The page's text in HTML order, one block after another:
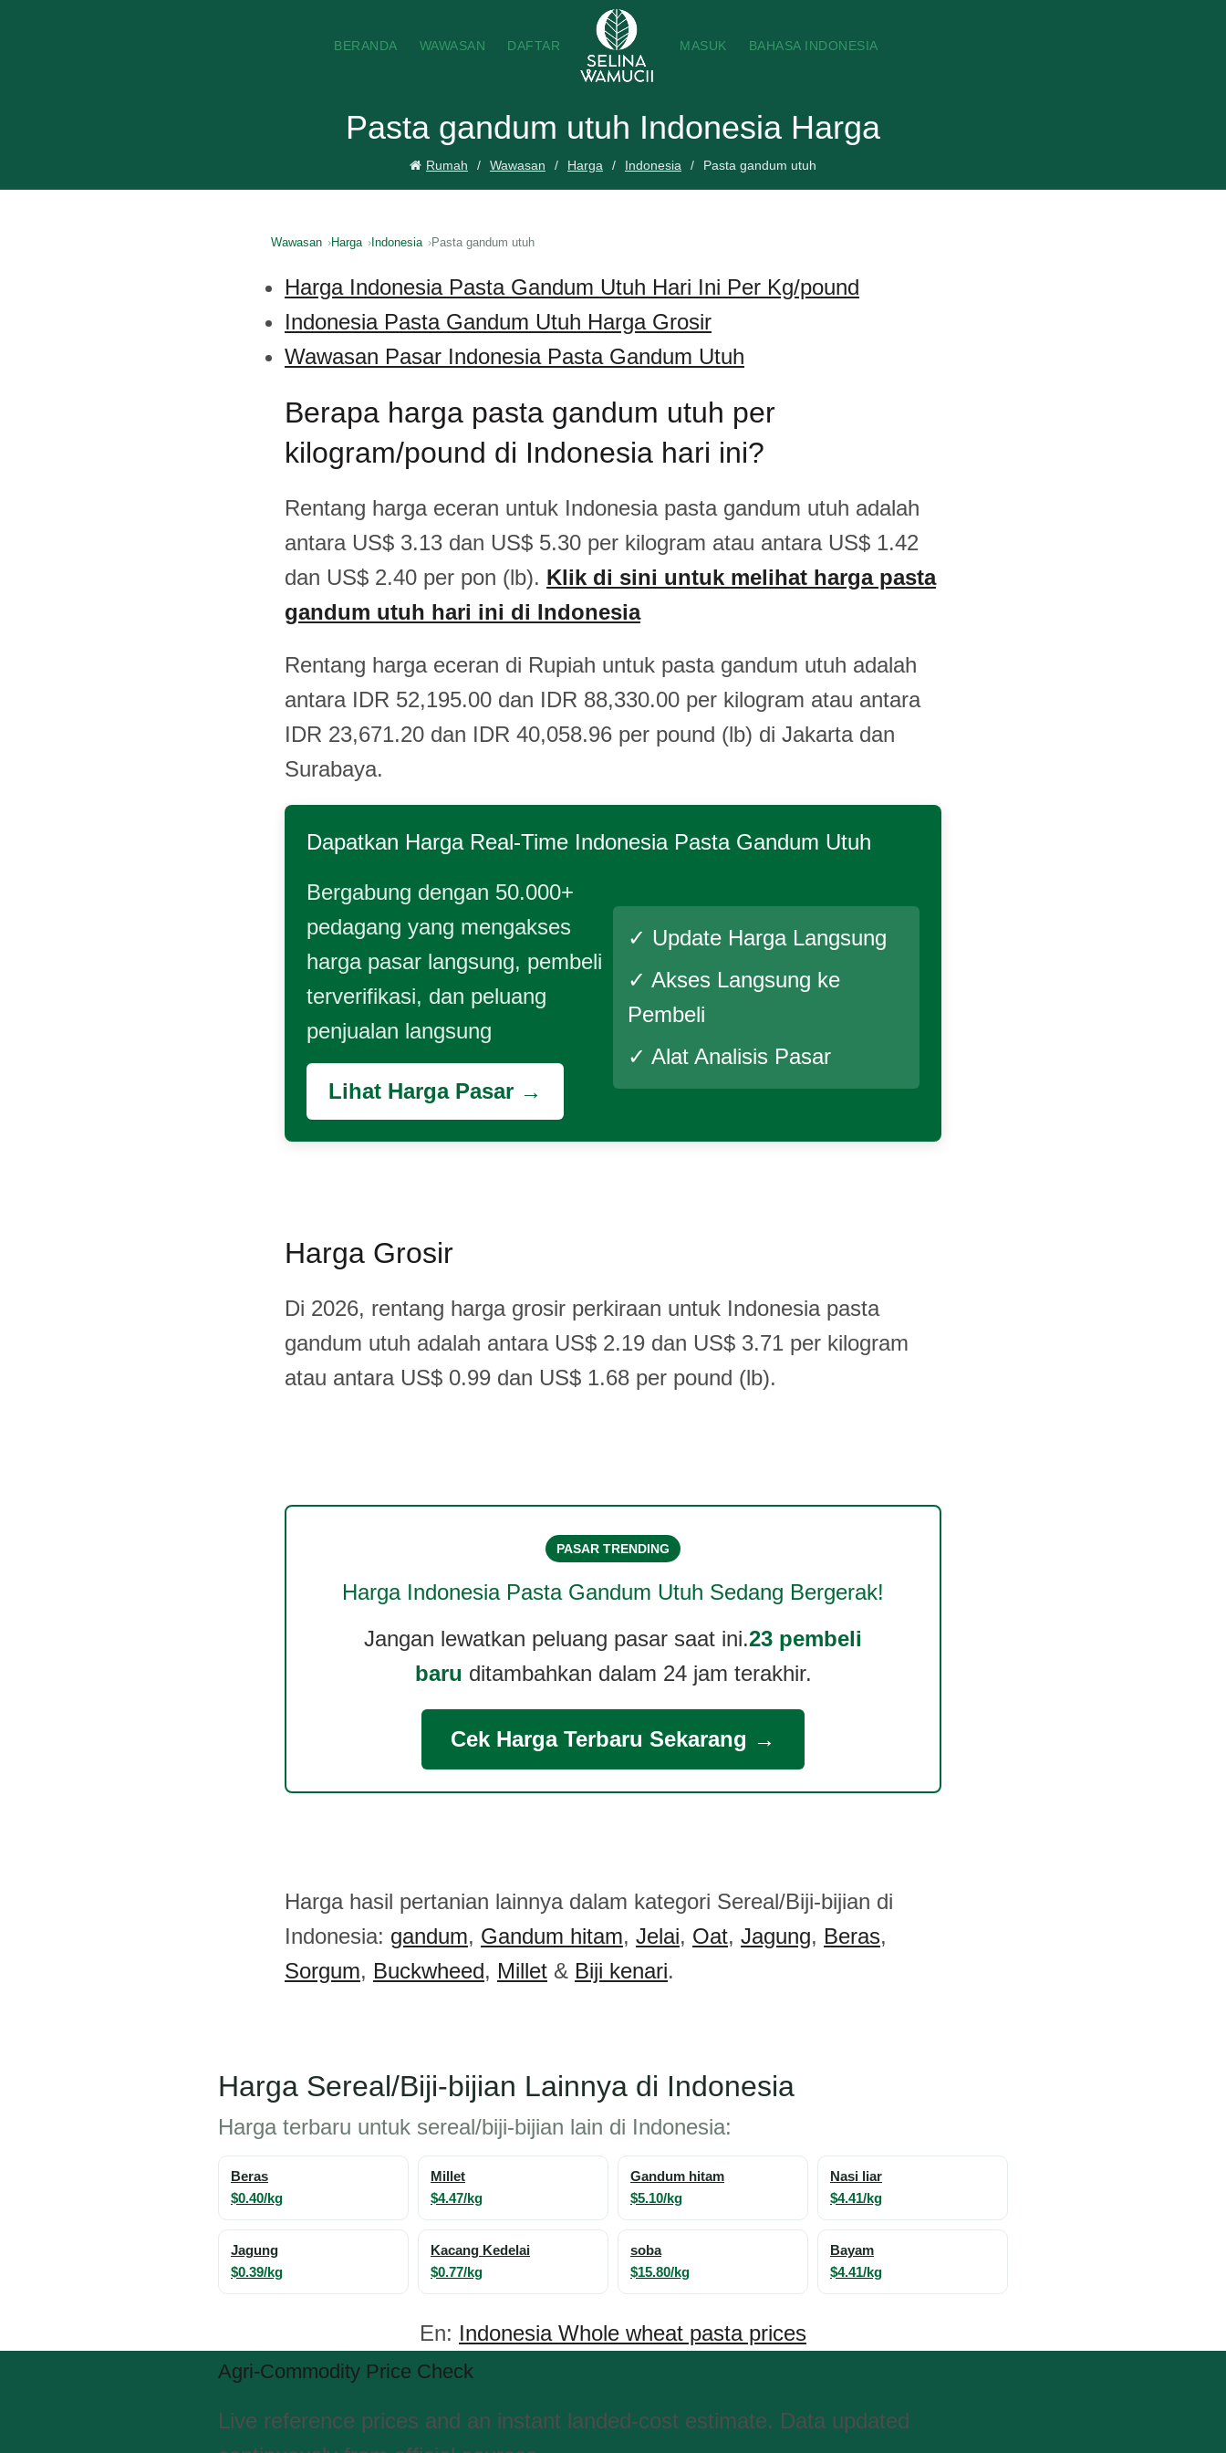
BERANDA WAWASAN DAFTAR MASUK BAHASA INDONESIA
Pasta gandum utuh Indonesia Harga
Rumah Wawasan Harga Indonesia Pasta gandum utuh
Wawasan Harga Indonesia Pasta gandum utuh
Harga Indonesia Pasta Gandum Utuh Hari Ini Per Kg/pound
Indonesia Pasta Gandum Utuh Harga Grosir
Wawasan Pasar Indonesia Pasta Gandum Utuh
Berapa harga pasta gandum utuh per
kilogram/pound di Indonesia hari ini?
Rentang harga eceran untuk Indonesia pasta gandum utuh adalah
antara US$ 3.13 dan US$ 5.30 per kilogram atau antara US$ 1.42
dan US$ 2.40 per pon (lb). Klik di sini untuk melihat harga pasta
gandum utuh hari ini di Indonesia
Rentang harga eceran di Rupiah untuk pasta gandum utuh adalah
antara IDR 52,195.00 dan IDR 88,330.00 per kilogram atau antara
IDR 23,671.20 dan IDR 40,058.96 per pound (lb) di Jakarta dan
Surabaya.
Dapatkan Harga Real-Time Indonesia Pasta Gandum Utuh
Bergabung dengan 50.000+
pedagang yang mengakses
harga pasar langsung, pembeli
terverifikasi, dan peluang
penjualan langsung
Lihat Harga Pasar →
✓ Update Harga Langsung
✓ Akses Langsung ke
Pembeli
✓ Alat Analisis Pasar
Harga Grosir
Di 2026, rentang harga grosir perkiraan untuk Indonesia pasta
gandum utuh adalah antara US$ 2.19 dan US$ 3.71 per kilogram
atau antara US$ 0.99 dan US$ 1.68 per pound (lb).
PASAR TRENDING
Harga Indonesia Pasta Gandum Utuh Sedang Bergerak!
Jangan lewatkan peluang pasar saat ini.23 pembeli
baru ditambahkan dalam 24 jam terakhir.
Cek Harga Terbaru Sekarang →
Harga hasil pertanian lainnya dalam kategori Sereal/Biji-bijian di
Indonesia: gandum, Gandum hitam, Jelai, Oat, Jagung, Beras,
Sorgum, Buckwheed, Millet & Biji kenari.
Harga Sereal/Biji-bijian Lainnya di Indonesia
Harga terbaru untuk sereal/biji-bijian lain di Indonesia:
Beras
$0.40/kg
Millet
$4.47/kg
Gandum hitam
$5.10/kg
Nasi liar
$4.41/kg
Jagung
$0.39/kg
Kacang Kedelai
$0.77/kg
soba
$15.80/kg
Bayam
$4.41/kg
En: Indonesia Whole wheat pasta prices
Agri-Commodity Price Check
Live reference prices and an instant landed-cost estimate. Data updated